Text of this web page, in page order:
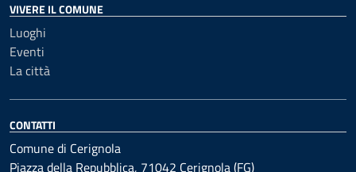
VIVERE IL COMUNE
Luoghi
Eventi
La città
CONTATTI
Comune di Cerignola
Piazza della Repubblica, 71042 Cerignola (FG)